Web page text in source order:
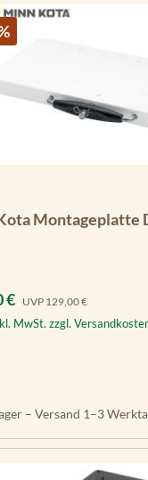
Montageplatte
€ UVP Regulärer Preis:
129,00 €
MwSt. zzgl.
– Versand 1–3